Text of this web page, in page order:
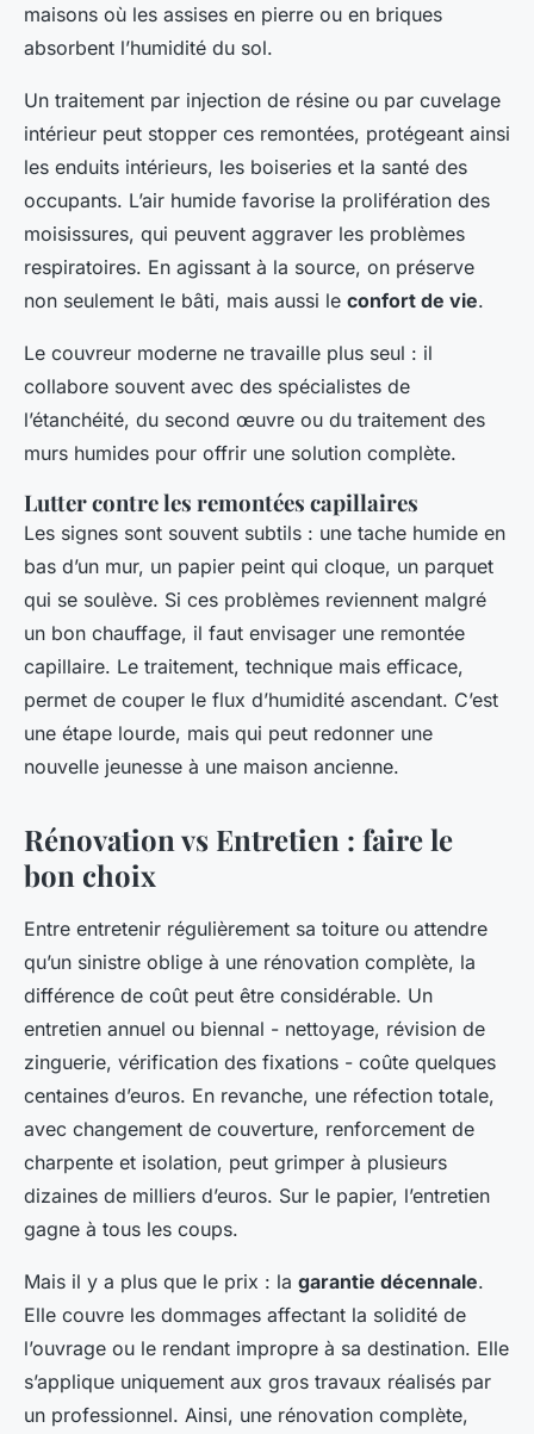
maisons où les assises en pierre ou en briques
absorbent l’humidité du sol.
Un traitement par injection de résine ou par cuvelage
intérieur peut stopper ces remontées, protégeant ainsi
les enduits intérieurs, les boiseries et la santé des
occupants. L’air humide favorise la prolifération des
moisissures, qui peuvent aggraver les problèmes
respiratoires. En agissant à la source, on préserve
non seulement le bâti, mais aussi le confort de vie.
Le couvreur moderne ne travaille plus seul : il
collabore souvent avec des spécialistes de
l’étanchéité, du second œuvre ou du traitement des
murs humides pour offrir une solution complète.
Lutter contre les remontées capillaires
Les signes sont souvent subtils : une tache humide en
bas d’un mur, un papier peint qui cloque, un parquet
qui se soulève. Si ces problèmes reviennent malgré
un bon chauffage, il faut envisager une remontée
capillaire. Le traitement, technique mais efficace,
permet de couper le flux d’humidité ascendant. C’est
une étape lourde, mais qui peut redonner une
nouvelle jeunesse à une maison ancienne.
Rénovation vs Entretien : faire le
bon choix
Entre entretenir régulièrement sa toiture ou attendre
qu’un sinistre oblige à une rénovation complète, la
différence de coût peut être considérable. Un
entretien annuel ou biennal - nettoyage, révision de
zinguerie, vérification des fixations - coûte quelques
centaines d’euros. En revanche, une réfection totale,
avec changement de couverture, renforcement de
charpente et isolation, peut grimper à plusieurs
dizaines de milliers d’euros. Sur le papier, l’entretien
gagne à tous les coups.
Mais il y a plus que le prix : la garantie décennale.
Elle couvre les dommages affectant la solidité de
l’ouvrage ou le rendant impropre à sa destination. Elle
s’applique uniquement aux gros travaux réalisés par
un professionnel. Ainsi, une rénovation complète,